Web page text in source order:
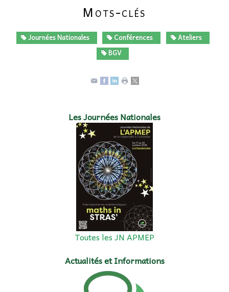
Mots-clés
Journées Nationales Conférences
Ateliers
BGV
Les Journées Nationales
Toutes les JN APMEP
Actualités et Informations